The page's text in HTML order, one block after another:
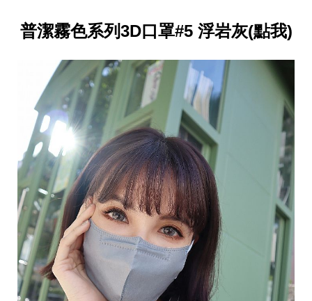
普潔霧色系列3D口罩#5 浮岩灰(點我)